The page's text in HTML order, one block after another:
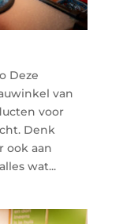
Deze
van
voor
Denk
ook aan
wat...